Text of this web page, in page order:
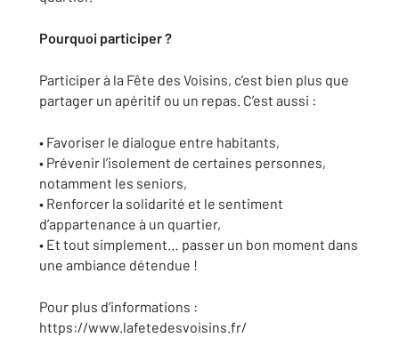
Pourquoi participer ?
Participer à la Fête des Voisins, c’est bien plus que
partager un apéritif ou un repas. C’est aussi :
• Favoriser le dialogue entre habitants,
• Prévenir l’isolement de certaines personnes,
notamment les seniors,
• Renforcer la solidarité et le sentiment
d’appartenance à un quartier,
• Et tout simplement… passer un bon moment dans
une ambiance détendue !
Pour plus d’informations :
https://www.lafetedesvoisins.fr/